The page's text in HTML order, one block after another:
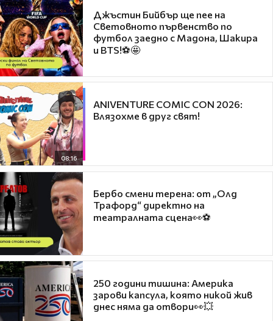
Джъстин Бийбър ще пее на
Световното първенство по
футбол заедно с Мадона, Шакира
и BTS!⚽🤩
08:16
ANIVENTURE COMIC CON 2026:
Влязохме в друг свят!
Бербо смени терена: от „Олд
Трафорд“ директно на
театралната сцена👀⚽
250 години тишина: Америка
зарови капсула, която никой жив
днес няма да отвори👀💥